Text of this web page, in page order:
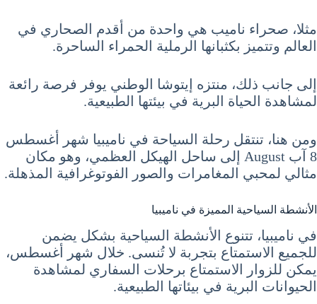
مثلا، صحراء ناميب هي واحدة من أقدم الصحاري في
العالم وتتميز بكثبانها الرملية الحمراء الساحرة.
إلى جانب ذلك، منتزه إيتوشا الوطني يوفر فرصة رائعة
لمشاهدة الحياة البرية في بيئتها الطبيعية.
ومن هنا، تنتقل رحلة السياحة في ناميبيا شهر أغسطس
8 آب August إلى ساحل الهيكل العظمي، وهو مكان
مثالي لمحبي المغامرات والصور الفوتوغرافية المذهلة.
الأنشطة السياحية المميزة في ناميبيا
في ناميبيا، تتنوع الأنشطة السياحية بشكل يضمن
للجميع الاستمتاع بتجربة لا تُنسى. خلال شهر أغسطس،
يمكن للزوار الاستمتاع برحلات السفاري لمشاهدة
الحيوانات البرية في بيئاتها الطبيعية.